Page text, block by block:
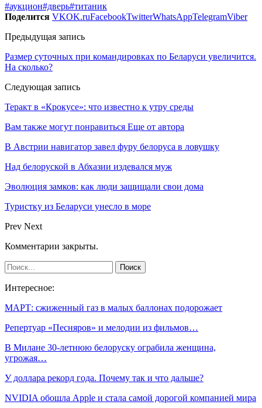
#аукцион#дверь#титаник
Поделится VKOK.ruFacebookTwitterWhatsAppTelegramViber
Предыдущая запись
Размер суточных при командировках по Беларуси увеличится.
На сколько?
Следующая запись
Теракт в «Крокусе»: что известно к утру среды
Вам также могут понравиться Еще от автора
В Австрии навигатор завел фуру белоруса в ловушку
Над белоруской в Абхазии издевался муж
Эволюция замков: как люди защищали свои дома
Туристку из Беларуси унесло в море
Prev Next
Комментарии закрыты.
Интересное:
МАРТ: сжиженный газ в малых баллонах подорожает
Репертуар «Песняров» и мелодии из фильмов…
В Милане 30-летнюю белоруску ограбила женщина,
угрожая…
У доллара рекорд года. Почему так и что дальше?
NVIDIA обошла Apple и стала самой дорогой компанией мира